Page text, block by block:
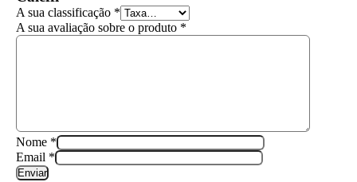
A sua classificação *
A sua avaliação sobre o produto *
Nome *
Email *